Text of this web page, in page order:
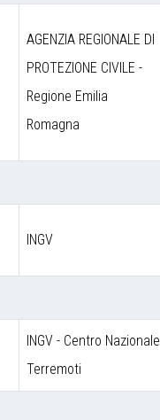
AGENZIA REGIONALE DI
PROTEZIONE CIVILE -
Regione Emilia
Romagna
INGV
INGV - Centro Nazionale
Terremoti